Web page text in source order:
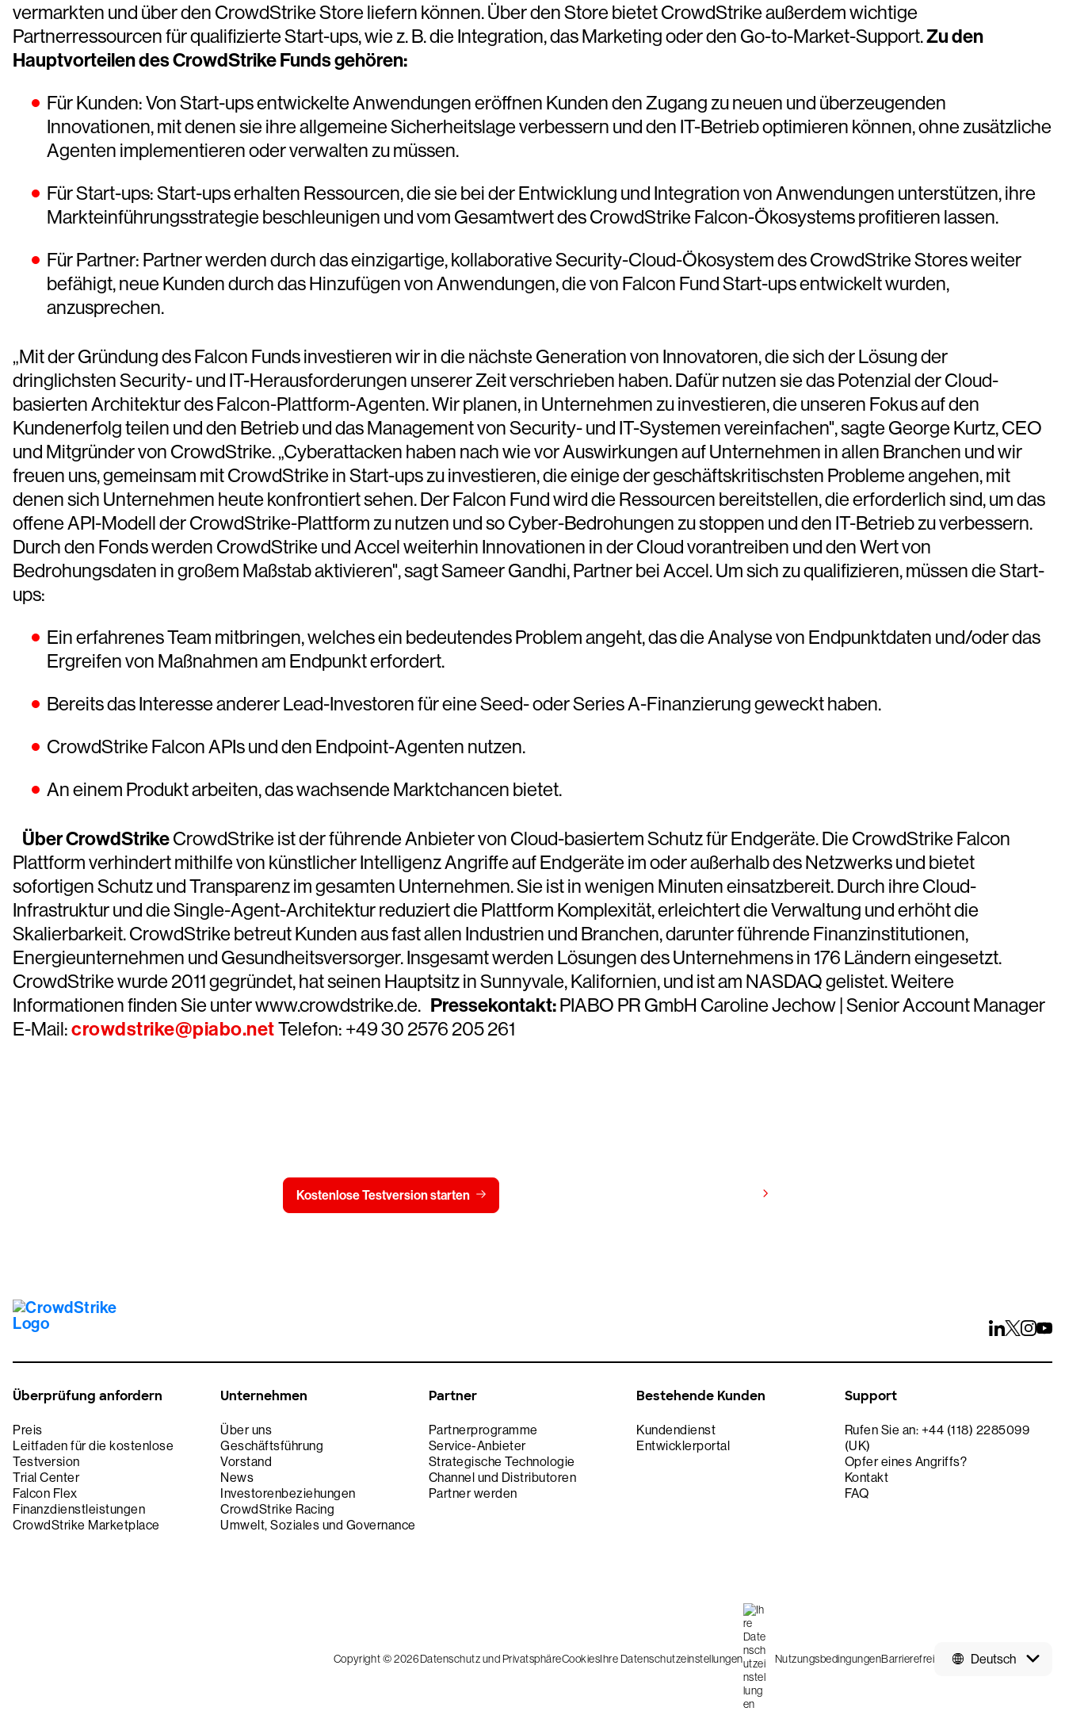
vermarkten und über den CrowdStrike Store liefern können. Über den Store bietet CrowdStrike außerdem wichtige
Partnerressourcen für qualifizierte Start-ups, wie z. B. die Integration, das Marketing oder den Go-to-Market-Support.Zu den
Hauptvorteilen des CrowdStrike Funds gehören:
Für Kunden: Von Start-ups entwickelte Anwendungen eröffnen Kunden den Zugang zu neuen und überzeugenden
Innovationen, mit denen sie ihre allgemeine Sicherheitslage verbessern und den IT-Betrieb optimieren können, ohne zusätzliche
Agenten implementieren oder verwalten zu müssen.
Für Start-ups: Start-ups erhalten Ressourcen, die sie bei der Entwicklung und Integration von Anwendungen unterstützen, ihre
Markteinführungsstrategie beschleunigen und vom Gesamtwert des CrowdStrike Falcon-Ökosystems profitieren lassen.
Für Partner: Partner werden durch das einzigartige, kollaborative Security-Cloud-Ökosystem des CrowdStrike Stores weiter
befähigt, neue Kunden durch das Hinzufügen von Anwendungen, die von Falcon Fund Start-ups entwickelt wurden,
anzusprechen.
„Mit der Gründung des Falcon Funds investieren wir in die nächste Generation von Innovatoren, die sich der Lösung der
dringlichsten Security- und IT-Herausforderungen unserer Zeit verschrieben haben. Dafür nutzen sie das Potenzial der Cloud-
basierten Architektur des Falcon-Plattform-Agenten. Wir planen, in Unternehmen zu investieren, die unseren Fokus auf den
Kundenerfolg teilen und den Betrieb und das Management von Security- und IT-Systemen vereinfachen", sagte George Kurtz, CEO
und Mitgründer von CrowdStrike. „Cyberattacken haben nach wie vor Auswirkungen auf Unternehmen in allen Branchen und wir
freuen uns, gemeinsam mit CrowdStrike in Start-ups zu investieren, die einige der geschäftskritischsten Probleme angehen, mit
denen sich Unternehmen heute konfrontiert sehen. Der Falcon Fund wird die Ressourcen bereitstellen, die erforderlich sind, um das
offene API-Modell der CrowdStrike-Plattform zu nutzen und so Cyber-Bedrohungen zu stoppen und den IT-Betrieb zu verbessern.
Durch den Fonds werden CrowdStrike und Accel weiterhin Innovationen in der Cloud vorantreiben und den Wert von
Bedrohungsdaten in großem Maßstab aktivieren", sagt Sameer Gandhi, Partner bei Accel. Um sich zu qualifizieren, müssen die Start-
ups:
Ein erfahrenes Team mitbringen, welches ein bedeutendes Problem angeht, das die Analyse von Endpunktdaten und/oder das
Ergreifen von Maßnahmen am Endpunkt erfordert.
Bereits das Interesse anderer Lead-Investoren für eine Seed- oder Series A-Finanzierung geweckt haben.
CrowdStrike Falcon APIs und den Endpoint-Agenten nutzen.
An einem Produkt arbeiten, das wachsende Marktchancen bietet.
Über CrowdStrikeCrowdStrike ist der führende Anbieter von Cloud-basiertem Schutz für Endgeräte. Die CrowdStrike Falcon
Plattform verhindert mithilfe von künstlicher Intelligenz Angriffe auf Endgeräte im oder außerhalb des Netzwerks und bietet
sofortigen Schutz und Transparenz im gesamten Unternehmen. Sie ist in wenigen Minuten einsatzbereit. Durch ihre Cloud-
Infrastruktur und die Single-Agent-Architektur reduziert die Plattform Komplexität, erleichtert die Verwaltung und erhöht die
Skalierbarkeit. CrowdStrike betreut Kunden aus fast allen Industrien und Branchen, darunter führende Finanzinstitutionen,
Energieunternehmen und Gesundheitsversorger. Insgesamt werden Lösungen des Unternehmens in 176 Ländern eingesetzt.
CrowdStrike wurde 2011 gegründet, hat seinen Hauptsitz in Sunnyvale, Kalifornien, und ist am NASDAQ gelistet. Weitere
Informationen finden Sie unter www.crowdstrike.de. Pressekontakt:PIABO PR GmbH Caroline Jechow | Senior Account Manager
E-Mail:crowdstrike@piabo.netTelefon: +49 30 2576 205 261
Kostenlose Testversion starten
Überprüfung anfordern
Preis
Leitfaden für die kostenlose
Testversion
Trial Center
Falcon Flex
Finanzdienstleistungen
CrowdStrike Marketplace
Unternehmen
Über uns
Geschäftsführung
Vorstand
News
Investorenbeziehungen
CrowdStrike Racing
Umwelt, Soziales und Governance
Partner
Partnerprogramme
Service-Anbieter
Strategische Technologie
Channel und Distributoren
Partner werden
Bestehende Kunden
Kundendienst
Entwicklerportal
Support
Rufen Sie an: +44 (118) 2285099
(UK)
Opfer eines Angriffs?
Kontakt
FAQ
Deutsch
Copyright © 2026Datenschutz und PrivatsphäreCookiesIhre Datenschutzeinstellungen NutzungsbedingungenBarrierefrei